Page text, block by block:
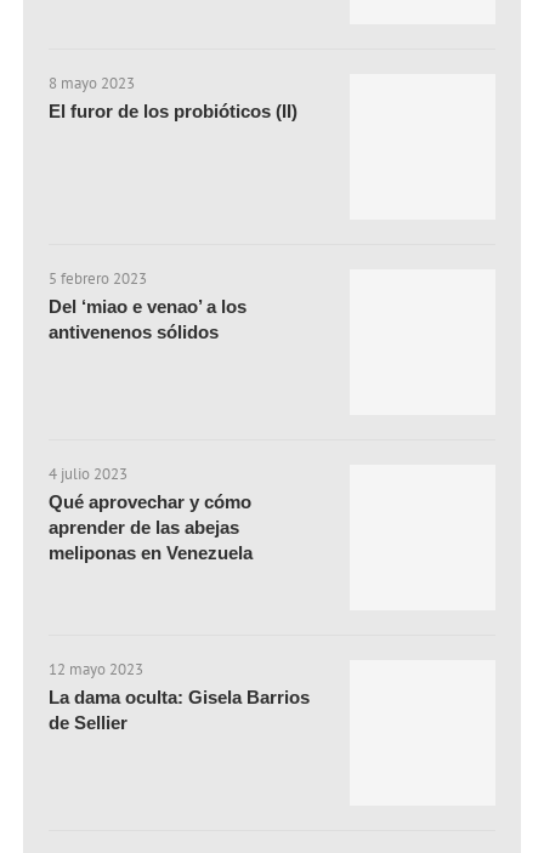
8 mayo 2023
El furor de los probióticos (II)
5 febrero 2023
Del ‘miao e venao’ a los
antivenenos sólidos
4 julio 2023
Qué aprovechar y cómo
aprender de las abejas
meliponas en Venezuela
12 mayo 2023
La dama oculta: Gisela Barrios
de Sellier